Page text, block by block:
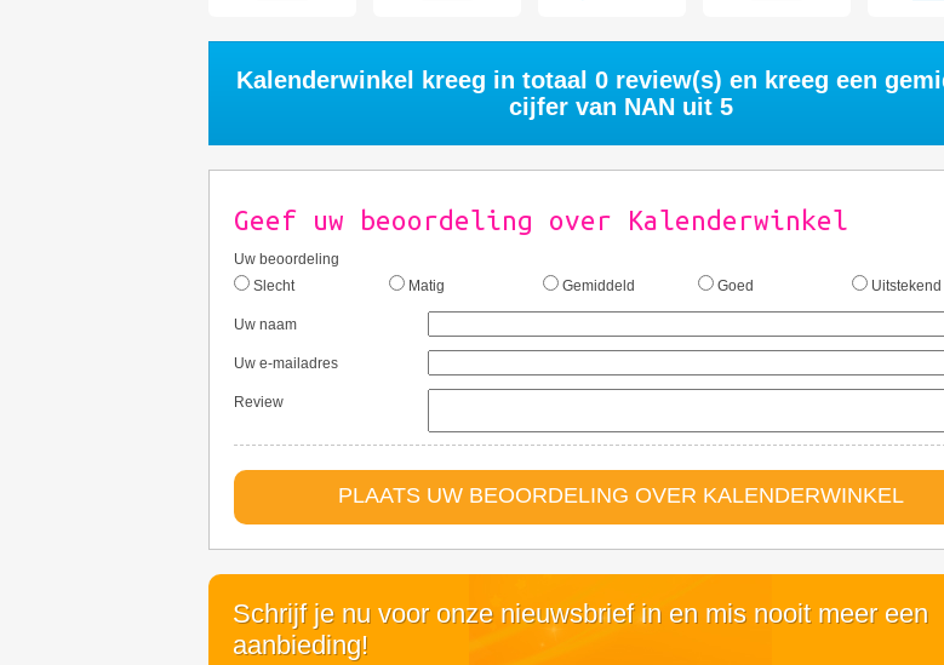
Kalenderwinkel kreeg in totaal 0review(s) en kreeg een
cijfer van NAN uit 5
Geef uw beoordeling over Kalenderwinkel
Uw beoordeling
Slecht
Matig Gemiddeld Goed Uitstekend
Uw naam
Uw e-mailadres
Review
PLAATS UW BEOORDELING OVER KALENDERWINKEL
Schrijf je nu voor onze nieuwsbrief in en mis nooit meer een
aanbieding!